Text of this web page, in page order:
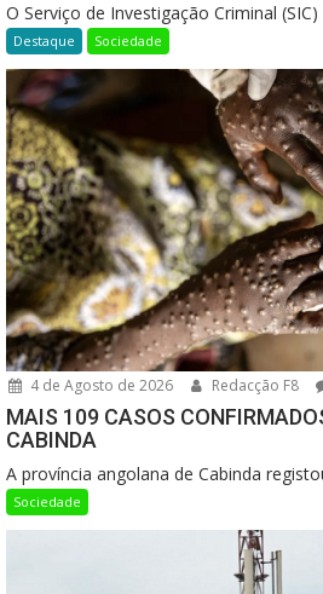
O Serviço de Investigação Criminal
Destaque Sociedade
4 de Agosto de 2026 Redacção F8
MAIS 109 CASOS
CABINDA
A província angolana de Cabinda
Sociedade